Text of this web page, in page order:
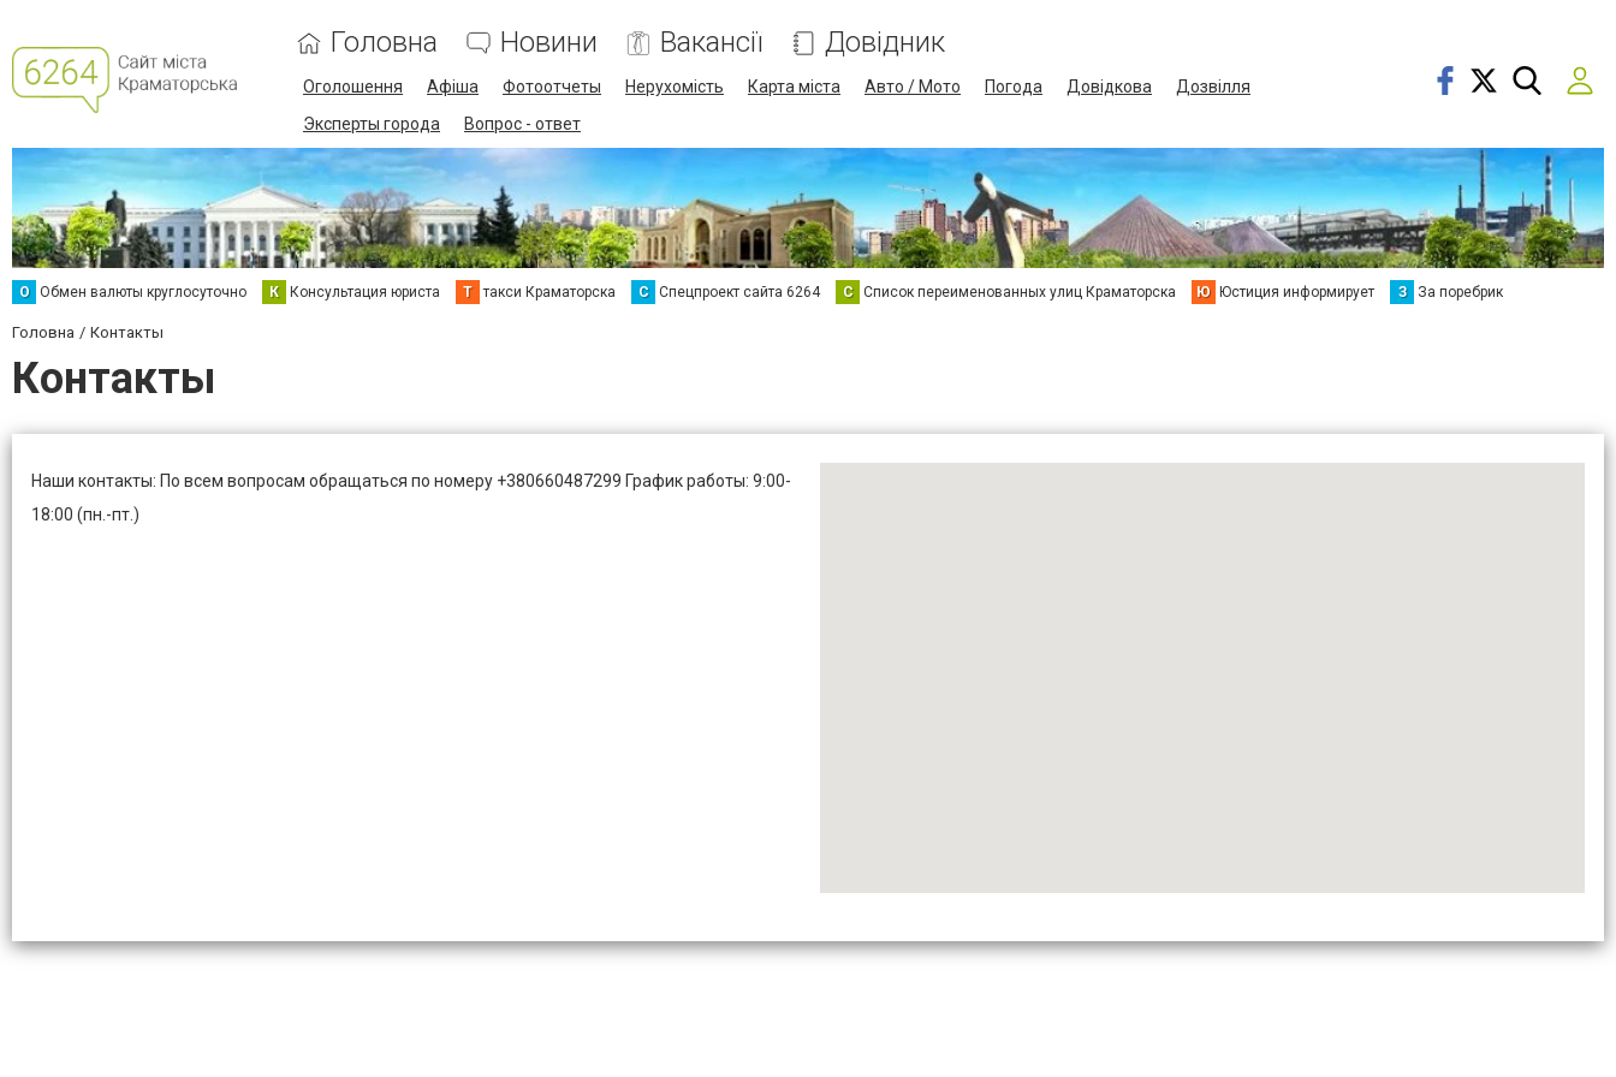
Головна Новини Вакансії Довідник
Оголошення Афіша Фотоотчеты Нерухомість Карта міста Авто / Мото Погода Довідкова
Дозвілля
Эксперты города
Вопрос - ответ
О Обмен валюты круглосуточно К Консультация юриста Т такси Краматорска С Спецпроект сайта 6264 С Список переименованных улиц Краматорска Ю Юстиция информирует З За поребрик
Головна Контакты
Контакты
Наши контакты: По всем вопросам обращаться по номеру +380660487299 График работы: 9:00-
18:00 (пн.-пт.)